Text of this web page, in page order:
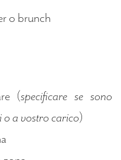
o brunch
(specificare se sono
a vostro carico)